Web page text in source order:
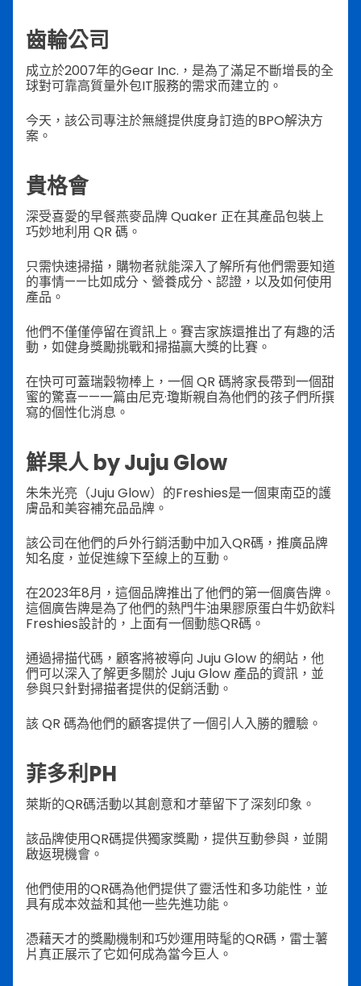
齒輪公司
成立於2007年的Gear Inc.，是為了滿足不斷增長的全
球對可靠高質量外包IT服務的需求而建立的。
今天，該公司專注於無縫提供度身訂造的BPO解決方
案。
貴格會
深受喜愛的早餐燕麥品牌 Quaker 正在其產品包裝上
巧妙地利用 QR 碼。
只需快速掃描，購物者就能深入了解所有他們需要知道
的事情——比如成分、營養成分、認證，以及如何使用
產品。
他們不僅僅停留在資訊上。賽吉家族還推出了有趣的活
動，如健身獎勵挑戰和掃描贏大獎的比賽。
在快可可蓋瑞穀物棒上，一個 QR 碼將家長帶到一個甜
蜜的驚喜——一篇由尼克·瓊斯親自為他們的孩子們所撰
寫的個性化消息。
鮮果人 by Juju Glow
朱朱光亮（Juju Glow）的Freshies是一個東南亞的護
膚品和美容補充品品牌。
該公司在他們的戶外行銷活動中加入QR碼，推廣品牌
知名度，並促進線下至線上的互動。
在2023年8月，這個品牌推出了他們的第一個廣告牌。
這個廣告牌是為了他們的熱門牛油果膠原蛋白牛奶飲料
Freshies設計的，上面有一個動態QR碼。
通過掃描代碼，顧客將被導向 Juju Glow 的網站，他
們可以深入了解更多關於 Juju Glow 產品的資訊，並
參與只針對掃描者提供的促銷活動。
該 QR 碼為他們的顧客提供了一個引人入勝的體驗。
菲多利PH
萊斯的QR碼活動以其創意和才華留下了深刻印象。
該品牌使用QR碼提供獨家獎勵，提供互動參與，並開
啟返現機會。
他們使用的QR碼為他們提供了靈活性和多功能性，並
具有成本效益和其他一些先進功能。
憑藉天才的獎勵機制和巧妙運用時髦的QR碼，雷士薯
片真正展示了它如何成為當今巨人。